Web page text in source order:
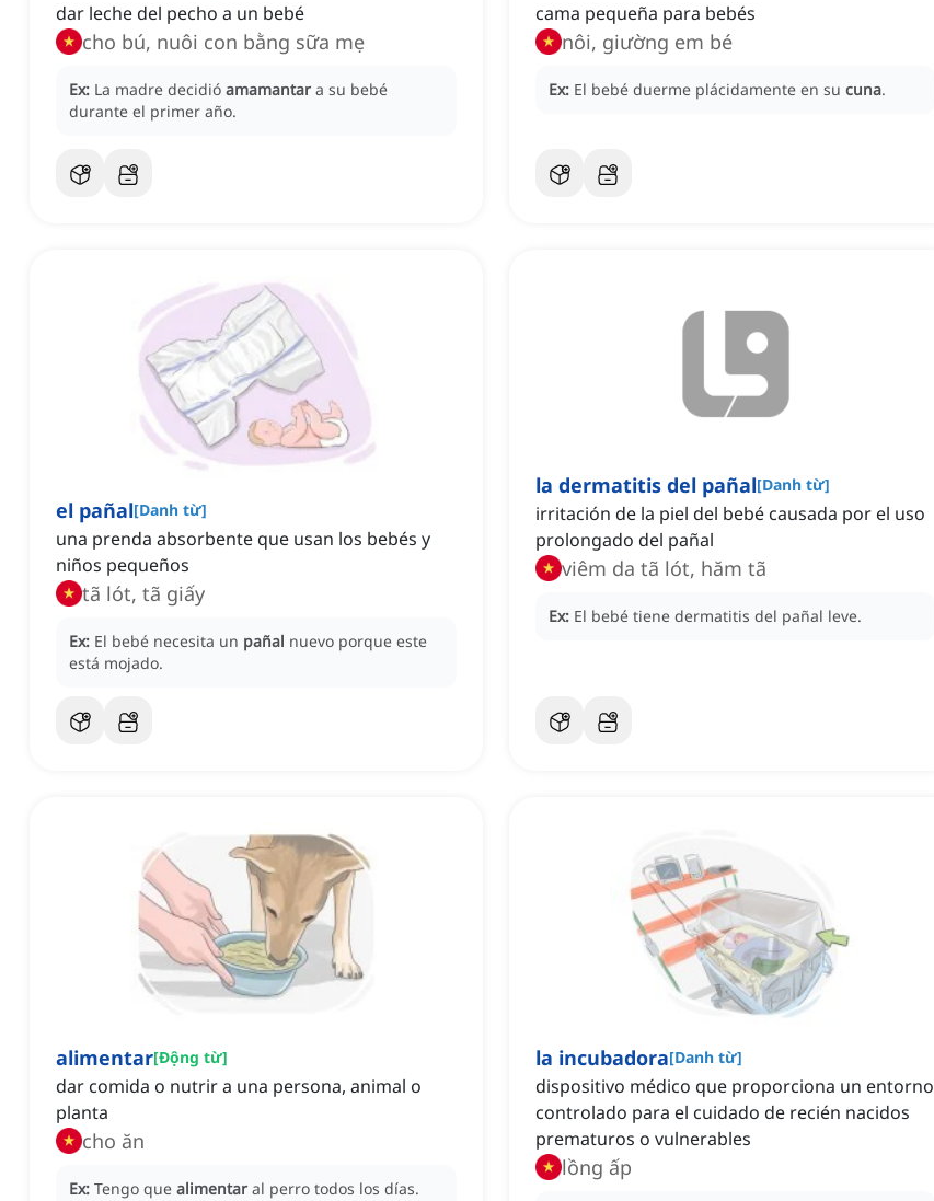
dar leche del pecho a un bebé
cho bú, nuôi con bằng sữa mẹ
Ex: La madre decidió amamantar a su bebé
durante el primer año.
cama pequeña para bebés
nôi, giường em bé
Ex: El bebé duerme plácidamente en su cuna.
el pañal[Danh từ]
una prenda absorbente que usan los bebés y
niños pequeños
tã lót, tã giấy
Ex: El bebé necesita un pañal nuevo porque este
está mojado.
la dermatitis del pañal[Danh từ]
irritación de la piel del bebé causada por el uso
prolongado del pañal
viêm da tã lót, hăm tã
Ex: El bebé tiene dermatitis del pañal leve.
alimentar[Động từ]
dar comida o nutrir a una persona, animal o
planta
cho ăn
Ex: Tengo que alimentar al perro todos los días.
la incubadora[Danh từ]
dispositivo médico que proporciona un entorno
controlado para el cuidado de recién nacidos
prematuros o vulnerables
lồng ấp